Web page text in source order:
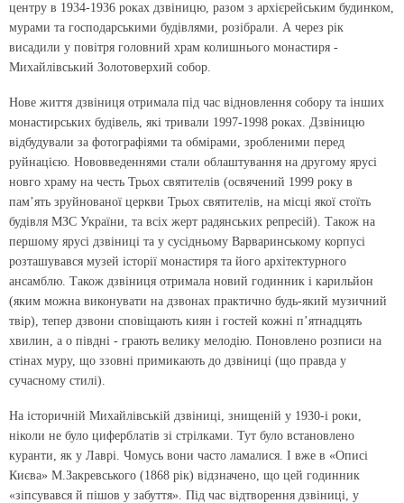
центру в 1934-1936 роках дзвіницю, разом з архієрейським будинком,
мурами та господарськими будівлями, розібрали. А через рік
висадили у повітря головний храм колишнього монастиря -
Михайлівський Золотоверхий собор.
Нове життя дзвіниця отримала під час відновлення собору та інших
монастирських будівель, які тривали 1997-1998 роках. Дзвіницю
відбудували за фотографіями та обмірами, зробленими перед
руйнацією. Нововведеннями стали облаштування на другому ярусі
новго храму на честь Трьох святителів (освячений 1999 року в
пам’ять зруйнованої церкви Трьох святителів, на місці якої стоїть
будівля МЗС України, та всіх жерт радянських репресій). Також на
першому ярусі дзвіниці та у сусідньому Варваринському корпусі
розташувався музей історії монастиря та його архітектурного
ансамблю. Також дзвіниця отримала новий годинник і карильйон
(яким можна виконувати на дзвонах практично будь-який музичний
твір), тепер дзвони сповіщають киян і гостей кожні п’ятнадцять
хвилин, а о півдні - грають велику мелодію. Поновлено розписи на
стінах муру, що ззовні примикають до дзвіниці (що правда у
сучасному стилі).
На історичній Михайлівській дзвіниці, знищеній у 1930-і роки,
ніколи не було циферблатів зі стрілками. Тут було встановлено
куранти, як у Лаврі. Чомусь вони часто ламалися. І вже в «Описі
Києва» М.Закревського (1868 рік) відзначено, що цей годинник
«зіпсувався й пішов у забуття». Під час відтворення дзвіниці, у